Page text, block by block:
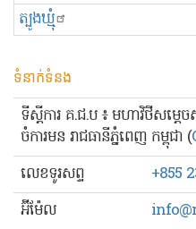
ត្បូងឃ្មុំ
ទំនាក់ទំនង
ទីស្ដីការ គ.ជ.ប ៖ មហាវិថីសម្ដេ
ចំការមន រាជធានីភ្នំពេញ កម្ពុជា (
លេខ​ទូរសព្ទ
+855
អ៊ីម៉ែល